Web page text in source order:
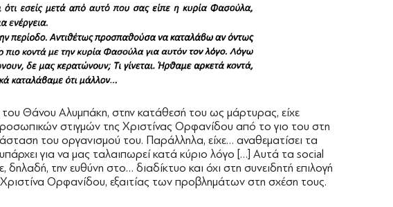
του Θάνου Αλυμπάκη, στην κατάθεσή του ως μάρτυρας, είχε
στιγμών της Χριστίνας Ορφανίδου από το γιο του στη
του οργανισμού του. Παράλληλα, είχε… αναθεματίσει τα
για να μας ταλαιπωρεί κατά κύριο λόγο […] Αυτά τα social
την ευθύνη στο… διαδίκτυο και όχι στη συνειδητή επιλογή
Χριστίνα Ορφανίδου, εξαιτίας των προβλημάτων στη σχέση τους.